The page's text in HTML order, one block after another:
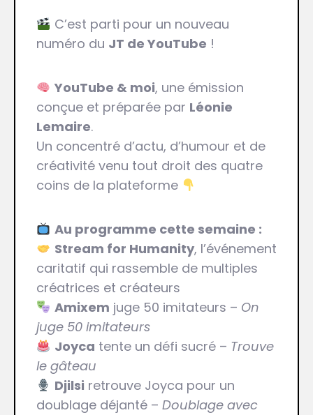
C’est parti pour un nouveau
numéro du JT de YouTube !
YouTube & moi, une émission
conçue et préparée par Léonie
Lemaire.
Un concentré d’actu, d’humour et de
créativité venu tout droit des quatre
coins de la plateforme
Au programme cette semaine :
Stream for Humanity, l’événement
caritatif qui rassemble de multiples
créatrices et créateurs
Amixem juge 50 imitateurs – On
juge 50 imitateurs
Joyca tente un défi sucré – Trouve
le gâteau
Djilsi retrouve Joyca pour un
doublage déjanté – Doublage avec